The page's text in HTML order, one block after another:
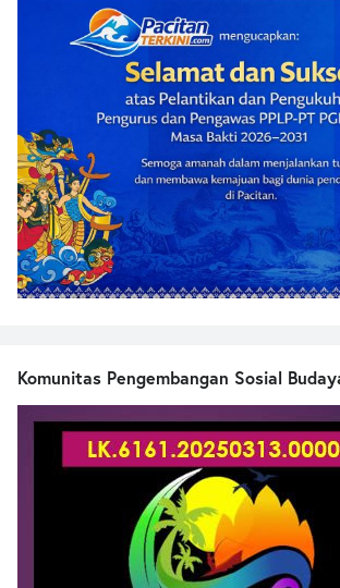
Komunitas Pengembangan Sosial